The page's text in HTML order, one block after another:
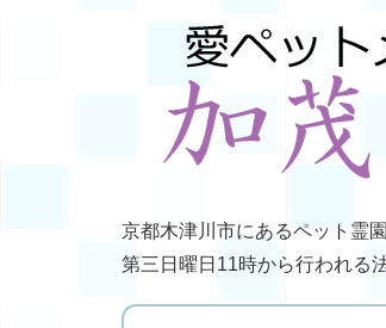
京都木津川市にあるペット霊
第三日曜日11時から行われる